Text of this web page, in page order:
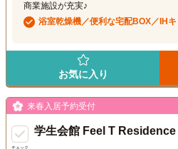
商業施設が充実♪
浴室乾燥機／便利な宅配BOX／IHキ
お気に入り
チェック
来春入居予約受付
学生会館 Feel T Residence